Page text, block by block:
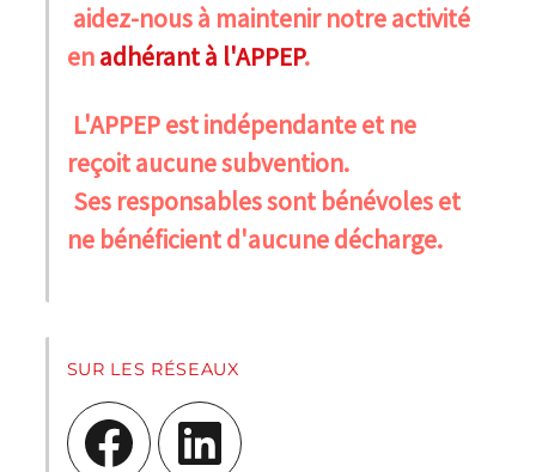
aidez-nous à maintenir notre activité
enadhérant à l'APPEP.
L'APPEP est indépendante et ne
reçoit aucune subvention.
Ses responsables sont bénévoles et
ne bénéficient d'aucune décharge.
SUR LES RÉSEAUX
Facebook LinkedIn